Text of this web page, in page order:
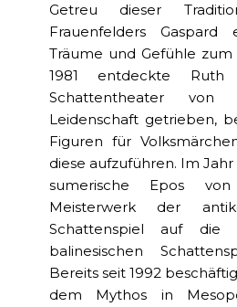
Getreu dieser
Frauenfelders
Träume und Gefühle
1981 entdeckte Ruth
Schattentheater
Leidenschaft getrieben,
Figuren für
diese aufzuführen. Im
sumerische Epos
Meisterwerk der
Schattenspiel auf die
balinesischen
Bereits seit 1992
dem Mythos in